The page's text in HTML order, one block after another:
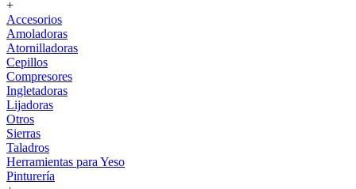
+
Accesorios
Amoladoras
Atornilladoras
Cepillos
Compresores
Ingletadoras
Lijadoras
Otros
Sierras
Taladros
Herramientas para Yeso
Pinturería